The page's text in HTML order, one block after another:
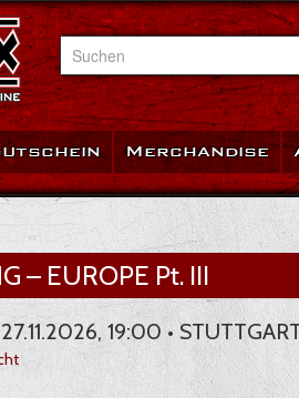
Suchen
Merchandise
– EUROPE Pt. III
19:00 •